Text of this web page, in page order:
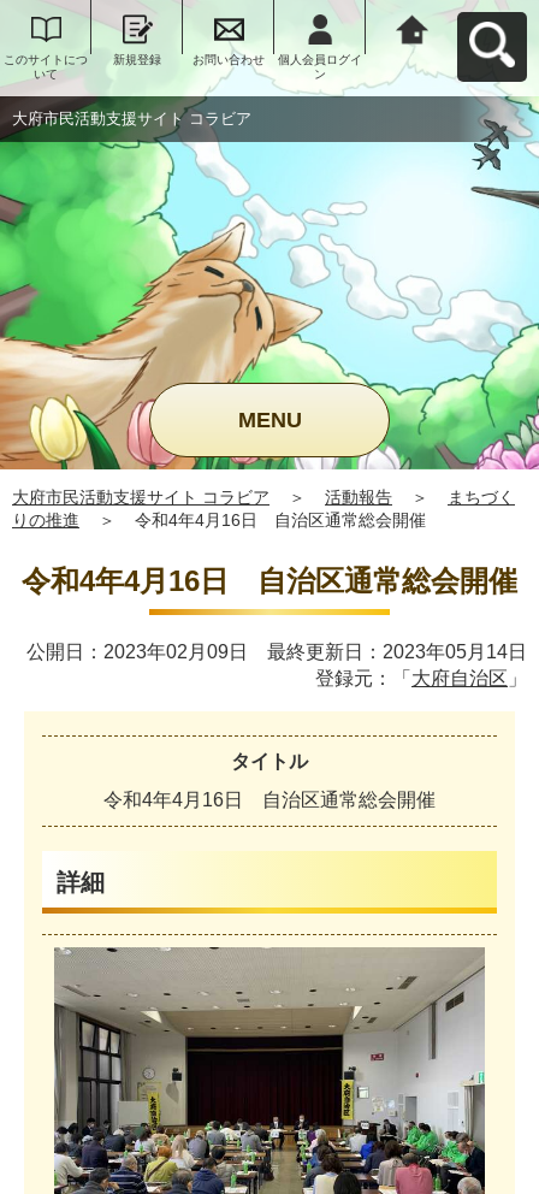
このサイトにつ
いて
新規登録 お問い合わせ
個人会員ログイ
ン
大府市民活動支
援サイト コラビ
アへ戻る
大府市民活動支援サイト コラビア
MENU
大府市民活動支援サイト コラビア ＞ 活動報告 ＞
まちづく
りの推進
＞ 令和4年4月16日 自治区通常総会開催
令和4年4月16日 自治区通常総会開催
公開日：2023年02月09日 最終更新日：2023年05月14日
登録元：「 大府自治区 」
タイトル
令和4年4月 16日 自治区通常総会開催
詳細